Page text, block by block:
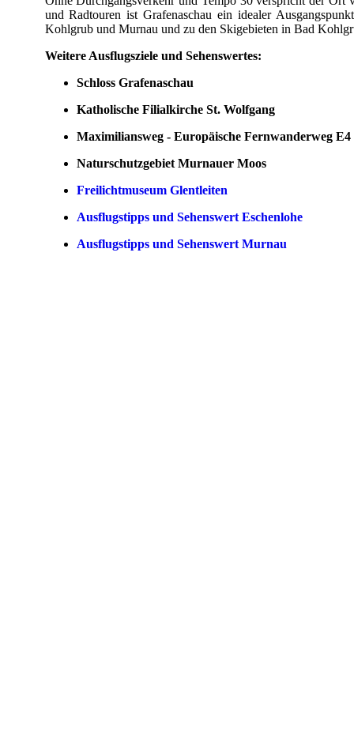
und Radtouren ist Grafenaschau ein idealer
Kohlgrub und Murnau und zu den Skigebieten in Bad
Weitere Ausflugsziele und Sehenswertes:
Schloss Grafenaschau
Katholische Filialkirche St. Wolfgang
Maximiliansweg - Europäische Fernwanderweg E4
Naturschutzgebiet Murnauer Moos
Freilichtmuseum Glentleiten
Ausflugstipps und Sehenswert Eschenlohe
Ausflugstipps und Sehenswert Murnau